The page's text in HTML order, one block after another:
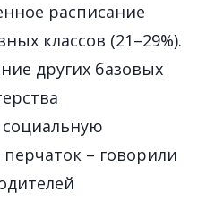
расписание
классов (21–29%).
других базовых
– говорили